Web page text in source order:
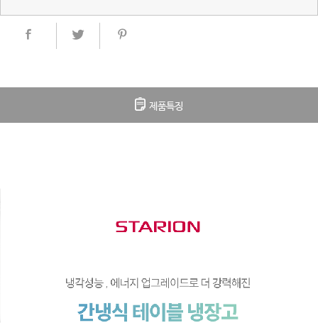
제품특징